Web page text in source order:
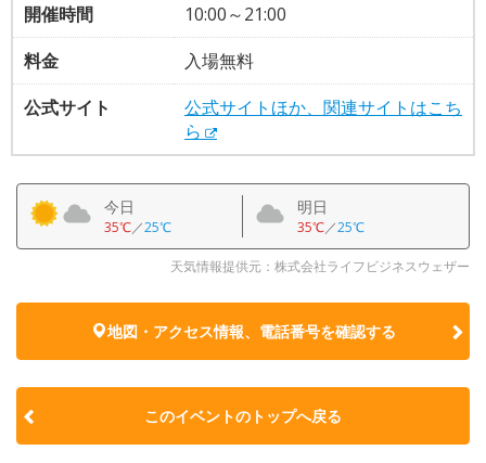
開催時間
10:00～21:00
料金
入場無料
公式サイト
公式サイトほか、関連サイトはこち
ら
今日
35℃／25℃
明日
35℃／25℃
天気情報提供元：株式会社ライフビジネスウェザー
地図・アクセス情報、電話番号を確認する
このイベントのトップへ戻る